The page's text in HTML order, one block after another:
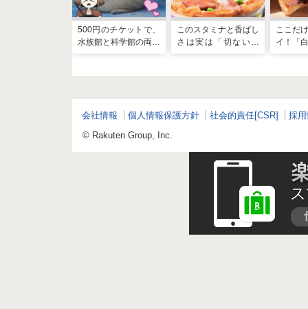
500円のチケットで、
水族館と科学館の両方
このスタミナと香ばし
さは実は「切ない憧
ここだ
イ！「
会社情報 個人情報保護方針 社会的責任[CSR]
採
© Rakuten Group, Inc.